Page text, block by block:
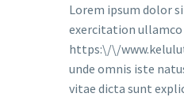
Lorem ipsum dolor
exercitation ullamco
https:\/\/
unde omnis iste
vitae dicta sunt